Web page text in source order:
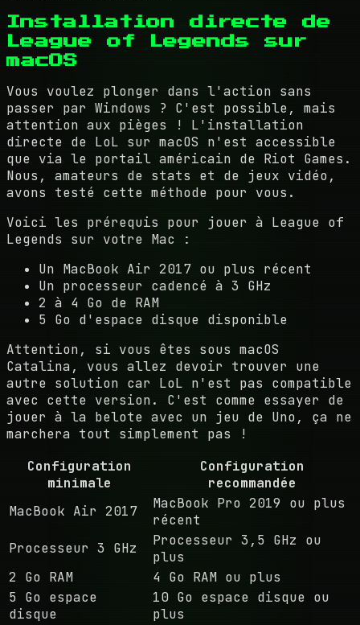
Installation directe de
League of Legends sur
macOS
Vous voulez plonger dans l'action sans
passer par Windows ? C'est possible, mais
attention aux pièges ! L'installation
directe de LoL sur macOS n'est accessible
que via le portail américain de Riot Games.
Nous, amateurs de stats et de jeux vidéo,
avons testé cette méthode pour vous.
Voici les prérequis pour jouer à League of
Legends sur votre Mac :
Un MacBook Air 2017 ou plus récent
Un processeur cadencé à 3 GHz
2 à 4 Go de RAM
5 Go d'espace disque disponible
Attention, si vous êtes sous macOS
Catalina, vous allez devoir trouver une
autre solution car LoL n'est pas compatible
avec cette version. C'est comme essayer de
jouer à la belote avec un jeu de Uno, ça ne
marchera tout simplement pas !
Configuration
minimale
Configuration
recommandée
MacBook Air 2017
MacBook Pro 2019 ou plus
récent
Processeur 3 GHz
Processeur 3,5 GHz ou
plus
2 Go RAM
4 Go RAM ou plus
5 Go espace
disque
10 Go espace disque ou
plus